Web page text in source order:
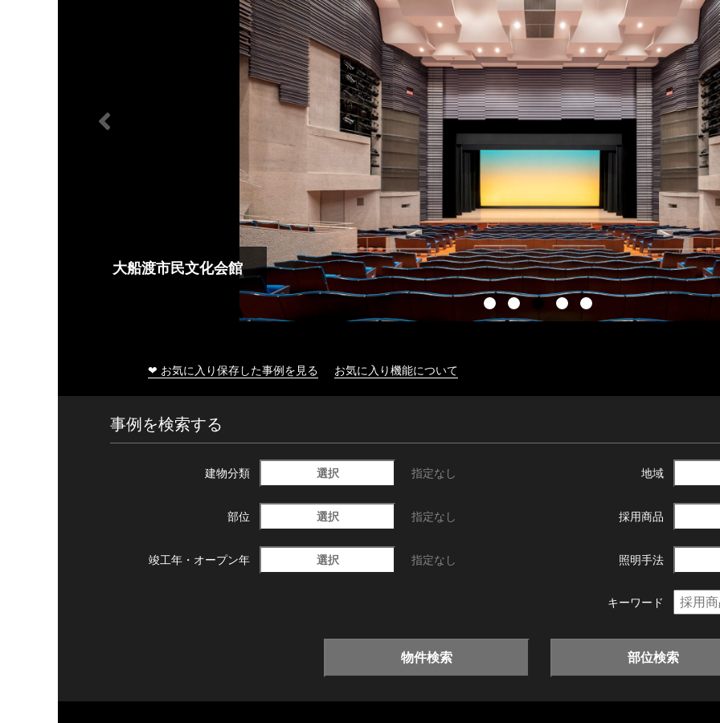
大船渡市民文化会館
❤ お気に入り保存した事例を見る お気に入り機能について
事例を検索する
建物分類 選択 指定なし 地域
部位 選択 指定なし 採用商品
竣工年・ オープン年 選択 指定なし 照明手法
キーワード
物件検索 部位検索